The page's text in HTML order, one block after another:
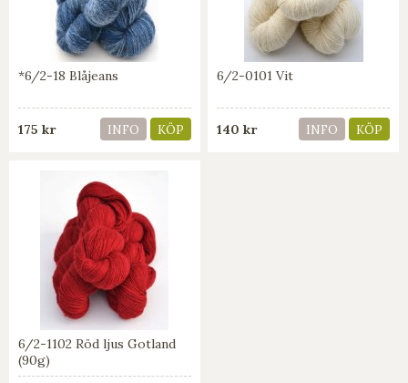
*6/2-18 Blåjeans
175 kr INFO KÖP
6/2-0101 Vit
140 kr INFO KÖP
6/2-1102 Röd ljus Gotland
(90g)